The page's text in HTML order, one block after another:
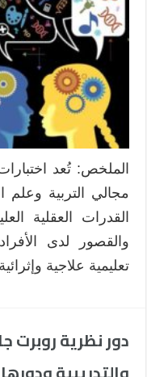
الملخص: تُعد
مجالي التربية
القدرات العقلية
والقصور لدى
تعليمية علاجية
دور نظرية روبرت